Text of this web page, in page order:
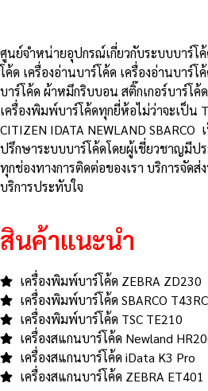
ศูนย์จําหน่ายอุปกรณ์เกี่ยวกับระบบบาร์โ
โค้ด เครื่องอ่านบาร์โค้ด เครื่องอ่านบาร์
บาร์โค้ด ผ้าหมึกริบบอน สติ๊กเกอร์บาร์โค้
เครื่องพิมพ์บาร์โค้ดทุกยี่ห้อไม่ว่าจะเป็น
CITIZEN IDATA NEWLAND
ปรึกษาระบบบาร์โค้ดโดยผู้เชี่ยวชาญมีป
ทุกช่องทางการติดต่อของเรา บริการจัด
บริการประทับใจ
สินค้าแนะนำ
เครื่องพิมพ์บาร์โค้ด ZEBRA ZD230
เครื่องพิมพ์บาร์โค้ด SBARCO T43RC
เครื่องพิมพ์บาร์โค้ด TSC TE210
เครื่องสแกนบาร์โค้ด Newland
เครื่องสแกนบาร์โค้ด iData K3 Pro
เครื่องสแกนบาร์โค้ด ZEBRA ET401